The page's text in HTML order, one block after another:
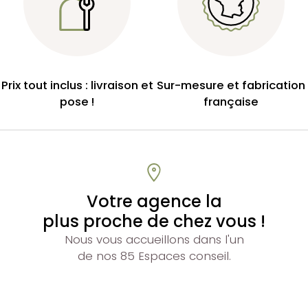
Prix tout inclus : livraison et
pose !
Sur-mesure et fabrication
française
Votre agence la
plus proche de chez vous !
Nous vous accueillons dans l'un
de nos 85 Espaces conseil.